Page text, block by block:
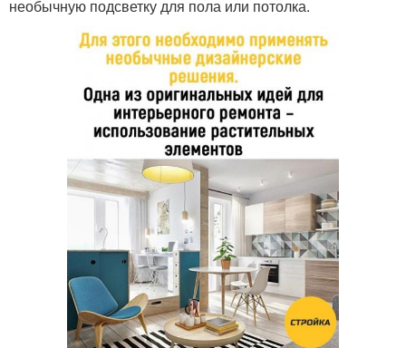
необычную подсветку для пола или потолка.